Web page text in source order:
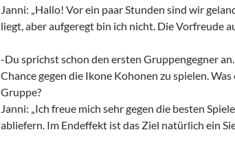
Janni: „Hallo! Vor ein paar Stunden sind wir
liegt, aber aufgeregt bin ich nicht. Die Vorfreude
-Du sprichst schon den ersten Gruppengegner
Chance gegen die Ikone Kohonen zu spielen.
Gruppe?
Janni: „Ich freue mich sehr gegen die besten
abliefern. Im Endeffekt ist das Ziel natürlich ein